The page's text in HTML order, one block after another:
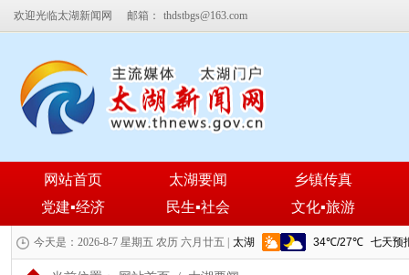
欢迎光临太湖新闻网 邮箱： thdstbgs@163.com
网站首页 太湖要闻
乡镇传真
党建▪经济
民生▪社会 文化▪旅游
今天是：2026-8-7 星期五 农历 六月廿五 |